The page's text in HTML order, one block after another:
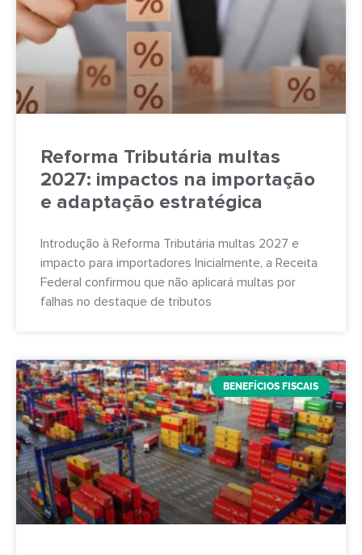
Reforma Tributária multas
2027: impactos na importação
e adaptação estratégica
Introdução à Reforma Tributária multas 2027 e
impacto para importadores Inicialmente, a Receita
Federal confirmou que não aplicará multas por
falhas no destaque de tributos
BENEFÍCIOS FISCAIS